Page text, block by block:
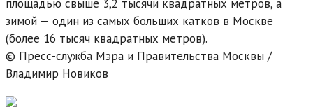
площадью свыше 3,2 тысячи квадратных метров, а
зимой — один из самых больших катков в Москве
(более 16 тысяч квадратных метров).
© Пресс-служба Мэра и Правительства Москвы /
Владимир Новиков